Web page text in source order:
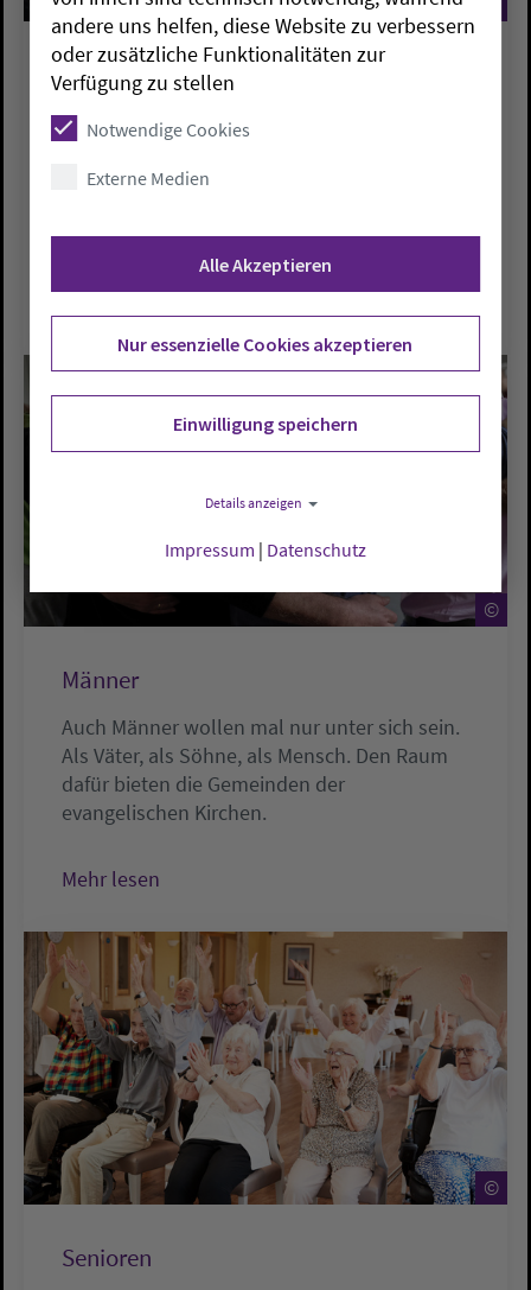
Konfirmand*innen
Weil sich die Konfizeit konzeptionell
weiterentwickelt, müssen die
Verantwortlichen geschult werden. In der
Pfarrstelle für Konfizeit. …
©
Männer
Auch Männer wollen mal nur unter sich sein.
Als Väter, als Söhne, als Mensch. Den Raum
dafür bieten die Gemeinden der
evangelischen Kirchen.
Mehr lesen
©
Senioren
andere uns helfen, diese Website zu verbessern
oder zusätzliche Funktionalitäten zur
Verfügung zu stellen
Notwendige Cookies
Externe Medien
Alle Akzeptieren
Nur essenzielle Cookies akzeptieren
Einwilligung speichern
Details anzeigen
Impressum | Datenschutz